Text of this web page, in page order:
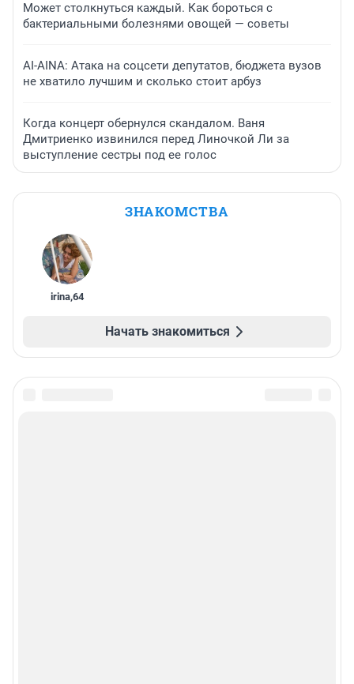
Может столкнуться каждый. Как бороться с
бактериальными болезнями овощей — советы
AI-AINA: Атака на соцсети депутатов, бюджета вузов
не хватило лучшим и сколько стоит арбуз
Когда концерт обернулся скандалом. Ваня
Дмитриенко извинился перед Линочкой Ли за
выступление сестры под ее голос
ЗНАКОМСТВА
irina,64
Начать знакомиться